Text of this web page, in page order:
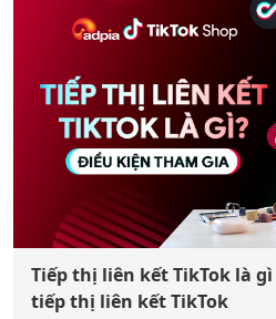
Tiếp thị liên kết TikTok là
tiếp thị liên kết TikTok